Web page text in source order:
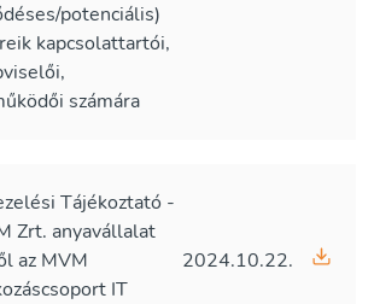
potenciális)
kapcsolattartói,
számára
Tájékoztató -
Zrt. anyavállalat
az MVM
IT
2024.10.22.